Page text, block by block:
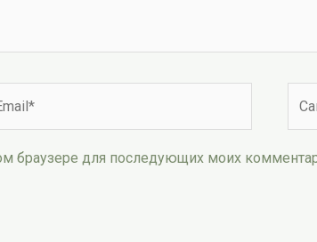
браузере для последующих моих